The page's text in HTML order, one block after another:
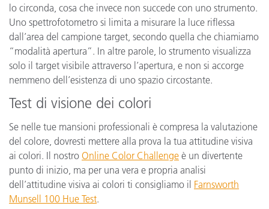
lo circonda, cosa che invece non succede con uno strumento.
Uno spettrofotometro si limita a misurare la luce riflessa
dall’area del campione target, secondo quella che chiamiamo
“modalità apertura”. In altre parole, lo strumento visualizza
solo il target visibile attraverso l’apertura, e non si accorge
nemmeno dell’esistenza di uno spazio circostante.
Test di visione dei colori
Se nelle tue mansioni professionali è compresa la valutazione
del colore, dovresti mettere alla prova la tua attitudine visiva
ai colori. Il nostro Online Color Challenge è un divertente
punto di inizio, ma per una vera e propria analisi
dell’attitudine visiva ai colori ti consigliamo il Farnsworth
Munsell 100 Hue Test.